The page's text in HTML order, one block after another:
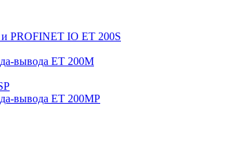
PROFINET IO ET 200S
вывода ET 200M
вывода ET 200MP